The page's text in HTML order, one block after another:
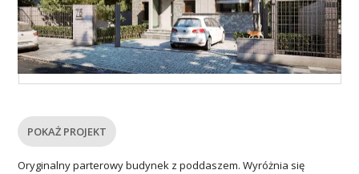
POKAŻ PROJEKT
Oryginalny parterowy budynek z poddaszem. Wyróżnia się